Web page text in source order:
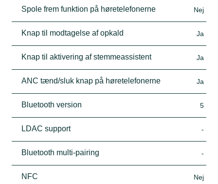
Spole frem funktion på høretelefonerne Nej
Knap til modtagelse af opkald Ja
Knap til aktivering af stemmeassistent Ja
ANC tænd/sluk knap på høretelefonerne Ja
Bluetooth version 5
LDAC support -
Bluetooth multi-pairing -
NFC Nej